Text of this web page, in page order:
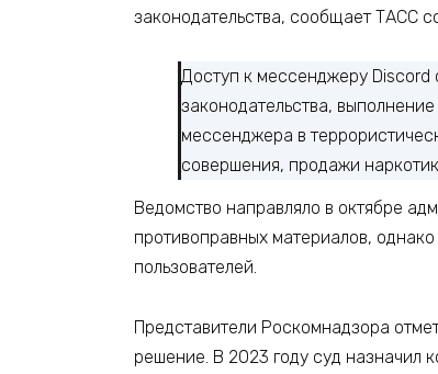
законодательства, сообщает ТАСС
Доступ к мессенджеру Discord
законодательства,
мессенджера в
совершения, продажи
Ведомство направляло в октябре
противоправных материалов,
пользователей.
Представители Роскомнадзора
решение. В 2023 году суд назначил